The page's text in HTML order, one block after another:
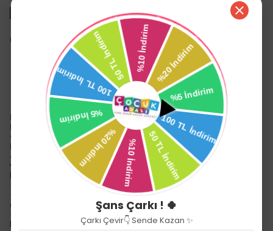
1500 TL üzeri ücretsiz kargo
14 gün içinde iade değişim
Ürün Açıklaması
MOCHi Silikon Bebek Diş Kaşıyıcı – BPA ve BPS İçermez,
Ergonomik Tutma, Sevimli Tasarım, Duyusal ve Motor
Gelişimi Destekler
MOCHi Diş Kaşıyıcı— diş çıkarma döneminde hassas diş
etleri
için özel olarak tasarlanmış,
farklı dokulu
yüzeyleri
çoklu tutma alanları
ile bebeğinize konforlu
bir rahatlama sunar.
- ✅
İki farklı kaşıma yüzeyi— önde dalgalı, arkada noktalı
desen ile damak yapısına uyum sağlar.
- 🖐
Çoklu tutma alanları— minik ellerin kolayca
kavraması içi
Şans Çarkı ! 🍀
Çarkı Çevir👇 Sende Kazan ✨